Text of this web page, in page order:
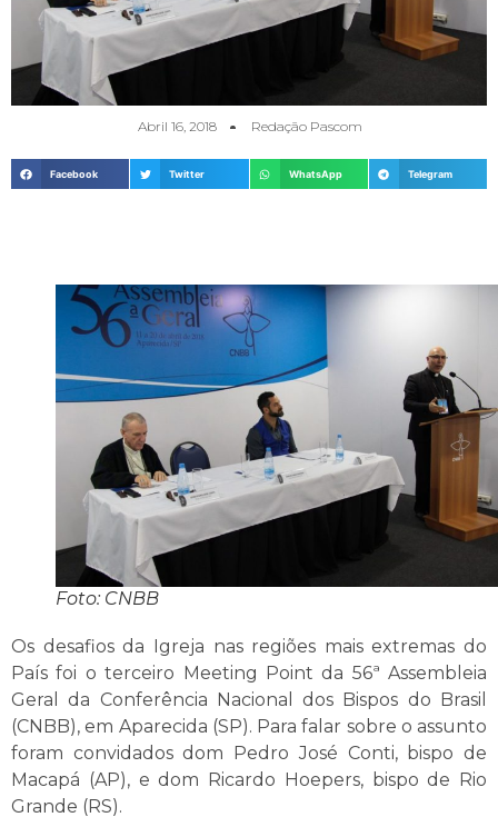
Abril 16, 2018 Redação Pascom
Facebook Twitter WhatsApp Telegram
Foto: CNBB
Os desafios da Igreja nas regiões mais extremas do
País foi o terceiro Meeting Point da 56ª Assembleia
Geral da Conferência Nacional dos Bispos do Brasil
(CNBB), em Aparecida (SP). Para falar sobre o assunto
foram convidados dom Pedro José Conti, bispo de
Macapá (AP), e dom Ricardo Hoepers, bispo de Rio
Grande (RS).